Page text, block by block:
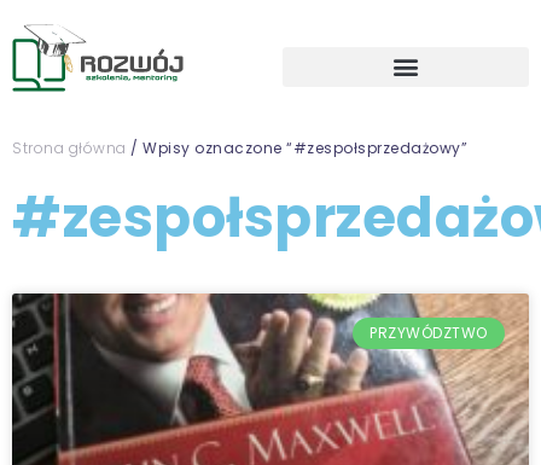
Strona główna / Wpisy oznaczone “#zespołsprzedażowy”
PRZYWÓDZTWO